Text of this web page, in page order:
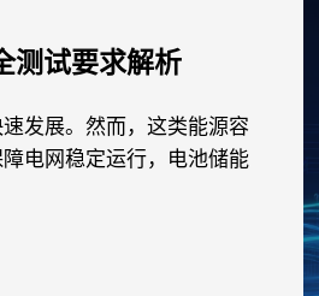
测试要求解析
发展。然而，这类能源容
电网稳定运行，电池储能